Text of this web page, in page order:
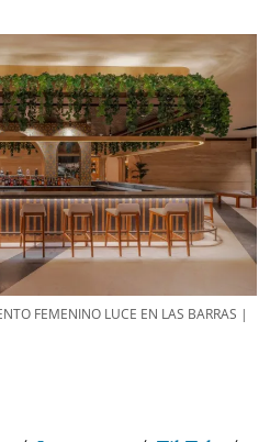
FEMENINO LUCE EN LAS BARRAS |